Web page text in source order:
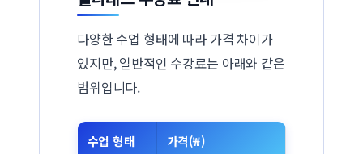
다양한 수업 형태에 따라 가격 차이가
있지만, 일반적인 수강료는 아래와 같은
범위입니다.
수업 형태 가격(₩)